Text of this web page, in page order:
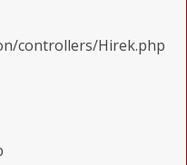
controllers/Hirek.php